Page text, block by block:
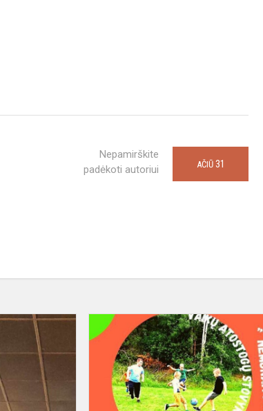
Nepamirškite
padėkoti autoriui
AČIŪ 31
Suaugusiųjų
mokymosi
savaitė